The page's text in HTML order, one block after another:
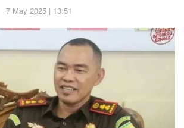
7 May 2025 | 13:51